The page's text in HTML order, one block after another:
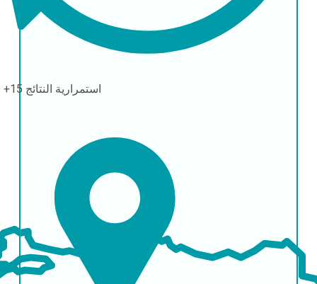
استمرارية النتائج 15+ سنة